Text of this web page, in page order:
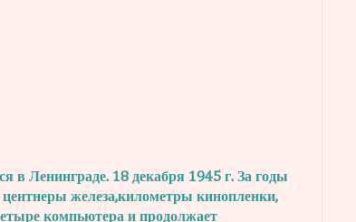
в Ленинграде. 18 декабря 1945 г. За годы
железа,километры кинопленки,
компьютера и продолжает